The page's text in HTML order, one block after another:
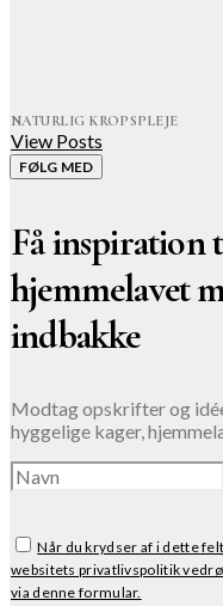
NATURLIG KROPSPLEJE
View Posts
FØLG MED
Få
hjemmelavet
indbakke
Modtag opskrifter og
hyggelige kager,
Når du krydser af i dette
websitets privatlivspolitik
via denne formular.